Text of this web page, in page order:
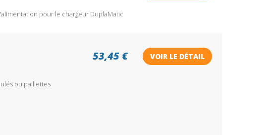
pour le chargeur DuplaMatic
53,45 € VOIR LE DÉTAIL
ou paillettes